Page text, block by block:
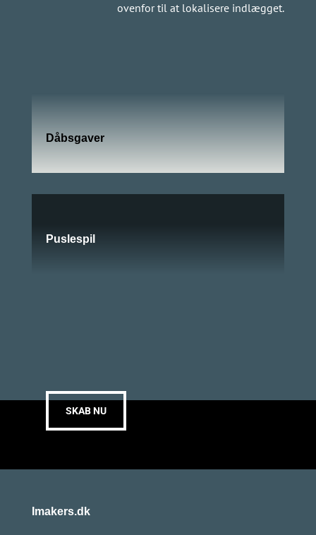
ovenfor til at lokalisere indlægget.
Dåbsgaver
Puslespil
SKAB NU
Imakers.dk